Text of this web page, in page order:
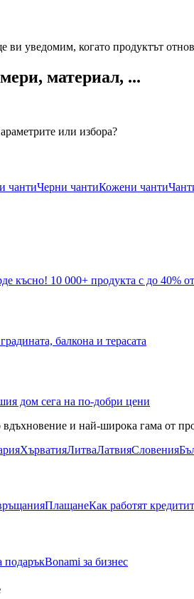
уведомим, когато продуктът
материал, ...
или избора?
чантиЧерни чантиКожени чанти
късно! 10 000+ продукта с до 40%
балкона и терасата
дом сега на по-добри цени
вдъхновение и най-широка гама от
ХърватияЛитваЛатвияСловения
ПлащанеКак работят
подаръкBonami за бизнес